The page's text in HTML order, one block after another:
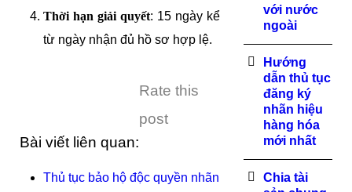
Thời hạn giải quyết: 15 ngày kể
từ ngày nhận đủ hồ sơ hợp lệ.
Rate this
post
Bài viết liên quan:
Thủ tục bảo hộ độc quyền nhãn
với nước
ngoài
Hướng
dẫn thủ tục
đăng ký
nhãn hiệu
hàng hóa
mới nhất
Chia tài